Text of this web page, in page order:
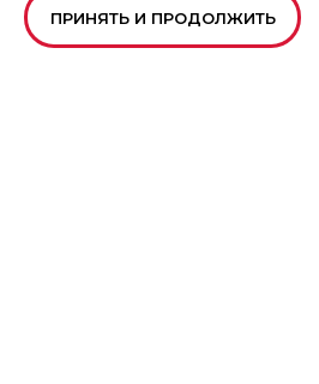
ПРИНЯТЬ И ПРОДОЛЖИТЬ